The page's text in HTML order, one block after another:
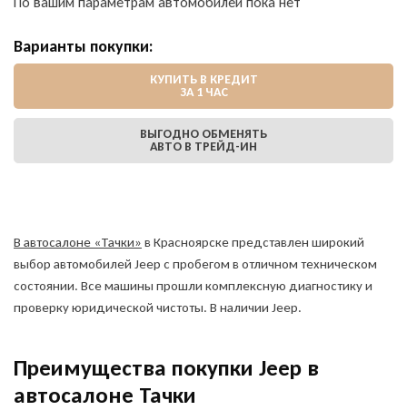
Варианты покупки:
КУПИТЬ В КРЕДИТ
ЗА 1 ЧАС
ВЫГОДНО ОБМЕНЯТЬ
АВТО В ТРЕЙД-ИН
В автосалоне «Тачки» в Красноярске представлен широкий
выбор автомобилей Jeep с пробегом в отличном техническом
состоянии. Все машины прошли комплексную диагностику и
проверку юридической чистоты. В наличии Jeep.
Преимущества покупки Jeep в
автосалоне Тачки